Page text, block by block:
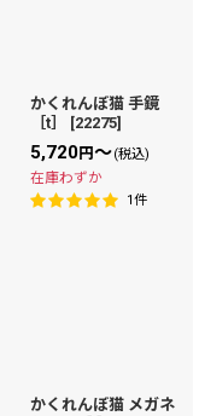
かくれんぼ猫 手鏡
［t］
[22275]
5,720円～(税込)
在庫わずか
1件
かくれんぼ猫 メガネ